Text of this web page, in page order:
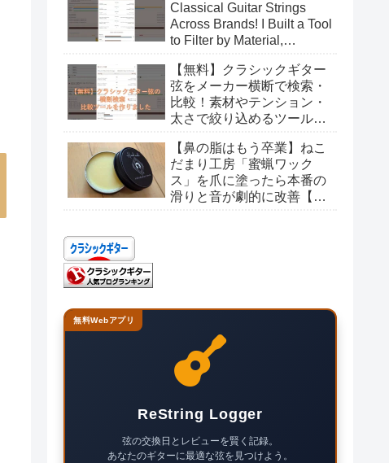
Classical Guitar Strings
Across Brands! I Built a Tool
to Filter by Material,
【無料】クラシックギター
弦をメーカー横断で検索・
比較！素材やテンション・
太さで絞り込めるツールを
【鼻の脂はもう卒業】ねこ
だまり工房「蜜蝋ワック
ス」を爪に塗ったら本番の
滑りと音が劇的に改善【レ
無料Webアプリ
ReString Logger
弦の交換日とレビューを賢く記録。
あなたのギターに最適な弦を見つけよう。